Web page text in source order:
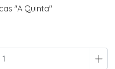
"A Quinta"
+